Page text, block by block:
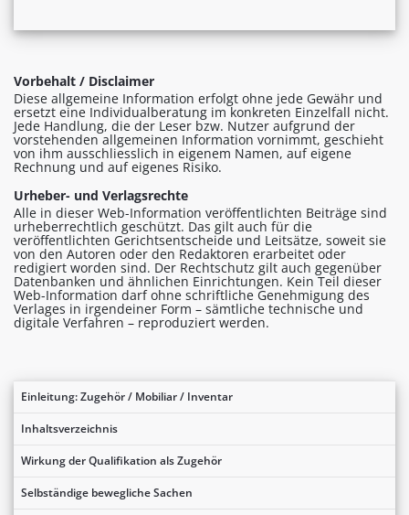
Einleitung: Zugehör / Mobiliar / Inventar
Inhaltsverzeichnis
Wirkung der Qualifikation als Zugehör
Selbständige bewegliche Sachen
Vorbehalt / Disclaimer
Diese allgemeine Information erfolgt ohne jede Gewähr und
ersetzt eine Individualberatung im konkreten Einzelfall nicht.
Jede Handlung, die der Leser bzw. Nutzer aufgrund der
vorstehenden allgemeinen Information vornimmt, geschieht
von ihm ausschliesslich in eigenem Namen, auf eigene
Rechnung und auf eigenes Risiko.
Urheber- und Verlagsrechte
Alle in dieser Web-Information veröffentlichten Beiträge sind
urheberrechtlich geschützt. Das gilt auch für die
veröffentlichten Gerichtsentscheide und Leitsätze, soweit sie
von den Autoren oder den Redaktoren erarbeitet oder
redigiert worden sind. Der Rechtschutz gilt auch gegenüber
Datenbanken und ähnlichen Einrichtungen. Kein Teil dieser
Web-Information darf ohne schriftliche Genehmigung des
Verlages in irgendeiner Form – sämtliche technische und
digitale Verfahren – reproduziert werden.